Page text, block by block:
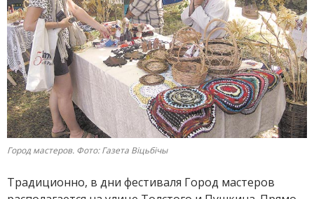
Город мастеров. Фото: Газета Вiцьбiчы
Традиционно, в дни фестиваля Город мастеров